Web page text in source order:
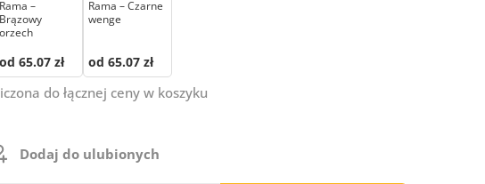
Rama –
Brązowy
orzech
od 65.07 zł
Rama – Czarne
wenge
od 65.07 zł
do łącznej ceny w koszyku
Dodaj do ulubionych